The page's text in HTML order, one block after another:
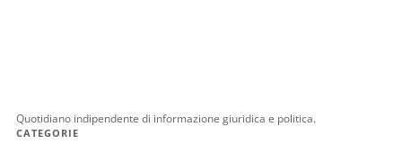
Quotidiano indipendente di informazione giuridica e politica.
CATEGORIE